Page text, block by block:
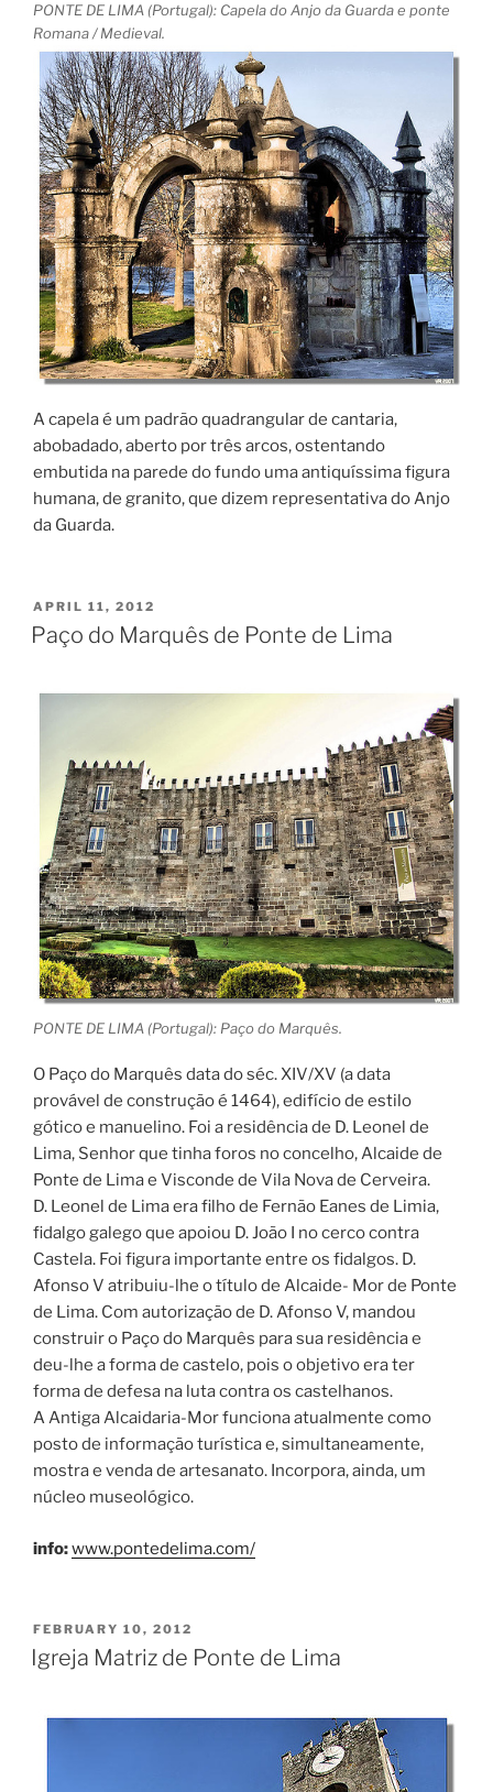
PONTE DE LIMA (Portugal): Capela do Anjo da Guarda e ponte
Romana / Medieval.
A capela é um padrão quadrangular de cantaria,
abobadado, aberto por três arcos, ostentando
embutida na parede do fundo uma antiquíssima figura
humana, de granito, que dizem representativa do Anjo
da Guarda.
POSTED
ON
APRIL 11, 2012
Paço do Marquês de Ponte de Lima
PONTE DE LIMA (Portugal): Paço do Marquês.
O Paço do Marquês data do séc. XIV/XV (a data
provável de construção é 1464), edifício de estilo
gótico e manuelino. Foi a residência de D. Leonel de
Lima, Senhor que tinha foros no concelho, Alcaide de
Ponte de Lima e Visconde de Vila Nova de Cerveira.
D. Leonel de Lima era filho de Fernão Eanes de Limia,
fidalgo galego que apoiou D. João I no cerco contra
Castela. Foi figura importante entre os fidalgos. D.
Afonso V atribuiu-lhe o título de Alcaide- Mor de Ponte
de Lima. Com autorização de D. Afonso V, mandou
construir o Paço do Marquês para sua residência e
deu-lhe a forma de castelo, pois o objetivo era ter
forma de defesa na luta contra os castelhanos.
A Antiga Alcaidaria-Mor funciona atualmente como
posto de informação turística e, simultaneamente,
mostra e venda de artesanato. Incorpora, ainda, um
núcleo museológico.
info:www.pontedelima.com/
POSTED
ON
FEBRUARY 10, 2012
Igreja Matriz de Ponte de Lima